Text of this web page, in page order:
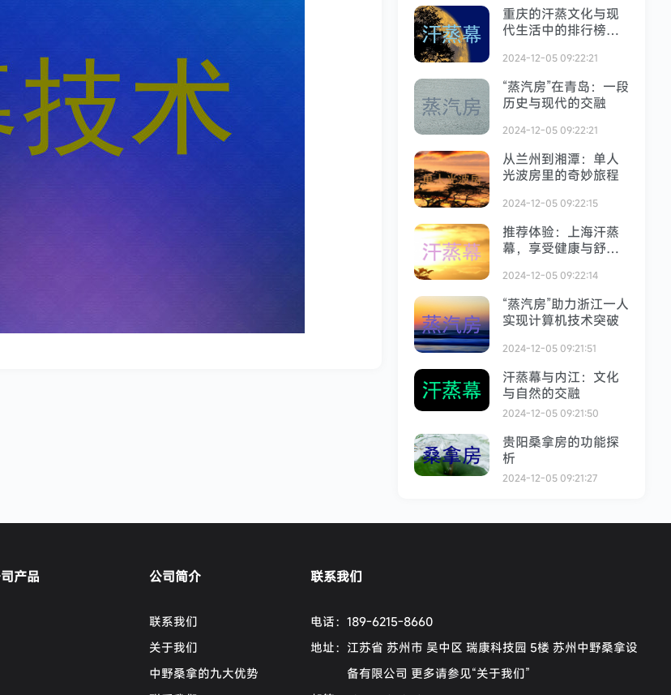
重庆的汗蒸文化与现
代生活中的排行榜现
2024-12-05 09:22:21
“蒸汽房”在青岛：一段
历史与现代的交融
2024-12-05 09:22:21
从兰州到湘潭：单人
光波房里的奇妙旅程
2024-12-05 09:22:15
推荐体验：上海汗蒸
幕，享受健康与舒适
2024-12-05 09:22:14
“蒸汽房”助力浙江一人
实现计算机技术突破
2024-12-05 09:21:51
汗蒸幕与内江：文化
与自然的交融
2024-12-05 09:21:50
贵阳桑拿房的功能探
析
2024-12-05 09:21:27
产品 公司简介
联系我们
关于我们
中野桑拿的九大优势
联系我们
电话： 189-6215-8660
地址： 江苏省 苏州市 吴中区 瑞康科技园 5楼 苏州中野桑拿设
备有限公司 更多请参见“关于我们”